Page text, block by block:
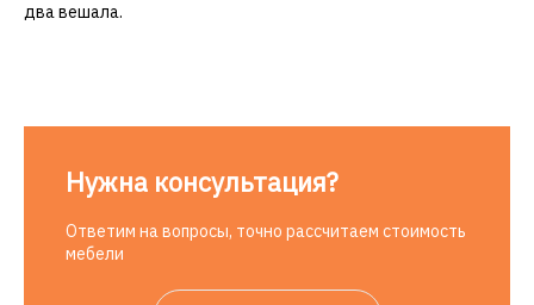
два вешала.
Нужна консультация?
Ответим на вопросы, точно рассчитаем стоимость
мебели